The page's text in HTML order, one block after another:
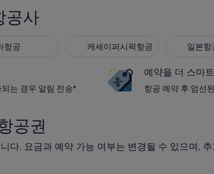
공사
항공 캐세이퍼시픽항공
캐세이퍼시픽항공 일본항
일본항공
는 경우 알림 전송*
예약을 더 스마
항공 예약 후 엄선
공권
다. 요금과 예약 가능 여부는 변경될 수 있으며,